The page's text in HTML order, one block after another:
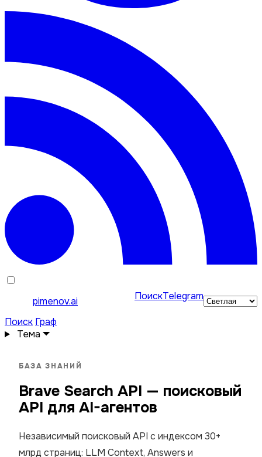
pimenov.ai ПоискTelegram
Поиск Граф
Тема
БАЗА ЗНАНИЙ
Brave Search API — поисковый
API для AI-агентов
Независимый поисковый API с индексом 30+
млрд страниц: LLM Context, Answers и